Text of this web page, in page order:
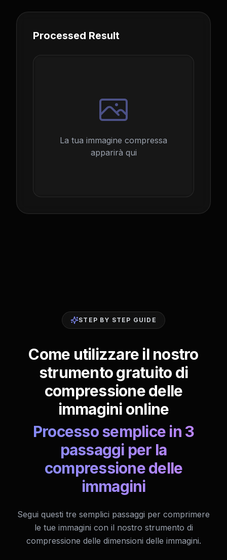
Processed Result
La tua immagine compressa
apparirà qui
STEP BY STEP GUIDE
Come utilizzare il nostro
strumento gratuito di
compressione delle
immagini online
Processo semplice in 3
passaggi per la
compressione delle
immagini
Segui questi tre semplici passaggi per comprimere
le tue immagini con il nostro strumento di
compressione delle dimensioni delle immagini.